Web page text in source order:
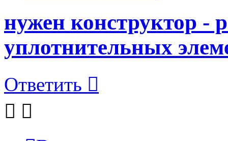
нужен конструктор -
уплотнительных
Ответить